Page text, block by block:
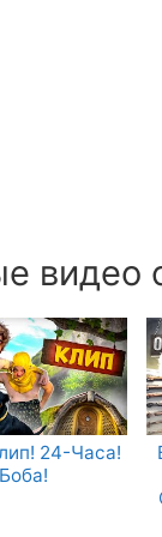
видео
24-Часа!
Боба!